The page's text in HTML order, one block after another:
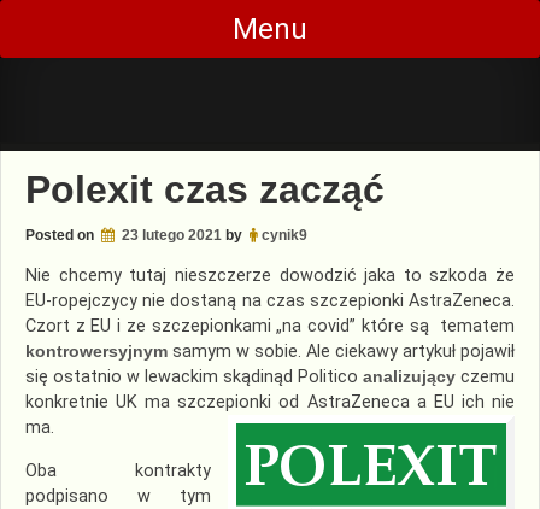
Skip
content
Menu
Polexit czas zacząć
Posted on 23 lutego 2021 by cynik9
Nie chcemy tutaj nieszczerze dowodzić jaka to szkoda że
EU-ropejczycy nie dostaną na czas szczepionki AstraZeneca.
Czort z EU i ze szczepionkami „na covid” które są tematem
kontrowersyjnym samym w sobie. Ale ciekawy artykuł pojawił
się ostatnio w lewackim skądinąd Politico analizujący czemu
konkretnie UK ma szczepionki od AstraZeneca a EU ich nie
ma.
Oba kontrakty
podpisano w tym